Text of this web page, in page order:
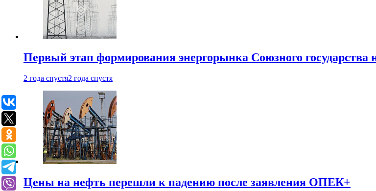
Первый этап формирования энергорынка Союзного государства
2 года спустя2 года спустя
Цены на нефть перешли к падению после заявления ОПЕК+